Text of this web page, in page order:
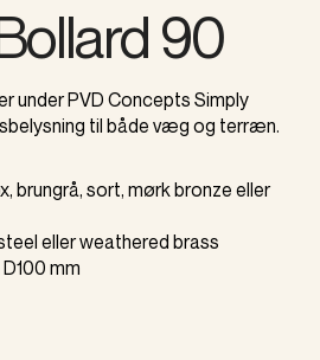
90
under PVD Concepts Simply
til både væg og terræn.
brungrå, sort, mørk bronze eller
eller weathered brass
mm